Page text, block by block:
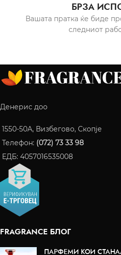
БРЗА
Вашата пратка ќе биде
следниот
Денерис доо
1550-50A, Визбегово, Скопје
Телефон: (072) 73 33 98
ЕДБ: 4057016535008
FRAGRANCE БЛОГ
ПАРФЕМИ КОИ